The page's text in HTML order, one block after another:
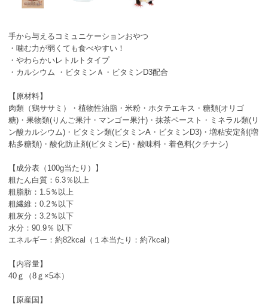
手から与えるコミュニケーションおやつ
・噛む力が弱くても食べやすい！
・やわらかいレトルトタイプ
・カルシウム ・ビタミンＡ・ビタミンD3配合
【原材料】
肉類（鶏ササミ）・植物性油脂・米粉・ホタテエキス・糖類(オリゴ
糖)・果物類(りんご果汁・マンゴー果汁)・抹茶ペースト・ミネラル類(リ
ン酸カルシウム)・ビタミン類(ビタミンA・ビタミンD3)・増粘安定剤(増
粘多糖類)・酸化防止剤(ビタミンE)・酸味料・着色料(クチナシ)
【成分表（100g当たり）】
粗たん白質：6.3％以上
粗脂肪：1.5％以上
粗繊維：0.2％以下
粗灰分：3.2％以下
水分：90.9％ 以下
エネルギー：約82kcal（１本当たり：約7kcal）
【内容量】
40ｇ（8ｇ×5本）
【原産国】